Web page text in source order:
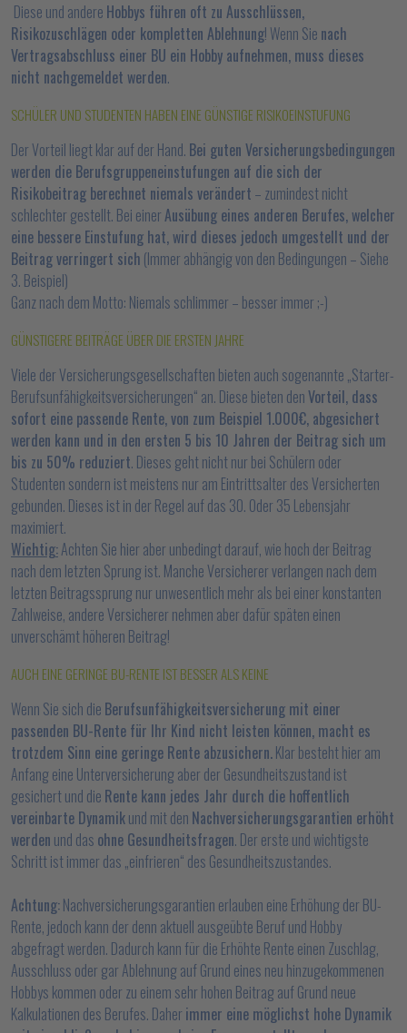
Diese und andere Hobbys führen oft zu Ausschlüssen,
Risikozuschlägen oder kompletten Ablehnung! Wenn Sie nach
Vertragsabschluss einer BU ein Hobby aufnehmen, muss dieses
nicht nachgemeldet werden.
SCHÜLER UND STUDENTEN HABEN EINE GÜNSTIGE RISIKOEINSTUFUNG
Der Vorteil liegt klar auf der Hand. Bei guten Versicherungsbedingungen
werden die Berufsgruppeneinstufungen auf die sich der
Risikobeitrag berechnet niemals verändert – zumindest nicht
schlechter gestellt. Bei einerAusübung eines anderen Berufes, welcher
eine bessere Einstufung hat, wird dieses jedoch umgestellt und der
Beitrag verringert sich (Immer abhängig von den Bedingungen – Siehe
3. Beispiel)
Ganz nach dem Motto: Niemals schlimmer – besser immer ;-)
GÜNSTIGERE BEITRÄGE ÜBER DIE ERSTEN JAHRE
Viele der Versicherungsgesellschaften bieten auch sogenannte „Starter-
Berufsunfähigkeitsversicherungen“ an. Diese bieten denVorteil, dass
sofort eine passende Rente, von zum Beispiel 1.000€, abgesichert
werden kann und in den ersten 5 bis 10 Jahren der Beitrag sich um
bis zu 50% reduziert. Dieses geht nicht nur bei Schülern oder
Studenten sondern ist meistens nur am Eintrittsalter des Versicherten
gebunden. Dieses ist in der Regel auf das 30. Oder 35 Lebensjahr
maximiert.
Wichtig:Achten Sie hier aber unbedingt darauf, wie hoch der Beitrag
nach dem letzten Sprung ist. Manche Versicherer verlangen nach dem
letzten Beitragssprung nur unwesentlich mehr als bei einer konstanten
Zahlweise, andere Versicherer nehmen aber dafür späten einen
unverschämt höheren Beitrag!
AUCH EINE GERINGE BU-RENTE IST BESSER ALS KEINE
Wenn Sie sich die Berufsunfähigkeitsversicherung mit einer
passenden BU-Rente für Ihr Kind nicht leisten können, macht es
trotzdem Sinn eine geringe Rente abzusichern.Klar besteht hier am
Anfang eine Unterversicherung aber der Gesundheitszustand ist
gesichert und die Rente kann jedes Jahr durch die hoffentlich
vereinbarte Dynamikund mit den Nachversicherungsgarantien erhöht
werden und das ohne Gesundheitsfragen. Der erste und wichtigste
Schritt ist immer das „einfrieren“ des Gesundheitszustandes.
Achtung:Nachversicherungsgarantien erlauben eine Erhöhung der BU-
Rente, jedoch kann der denn aktuell ausgeübte Beruf und Hobby
abgefragt werden. Dadurch kann für die Erhöhte Rente einen Zuschlag,
Ausschluss oder gar Ablehnung auf Grund eines neu hinzugekommenen
Hobbys kommen oder zu einem sehr hohen Beitrag auf Grund neue
Kalkulationen des Berufes. Daher immer eine möglichst hohe Dynamik